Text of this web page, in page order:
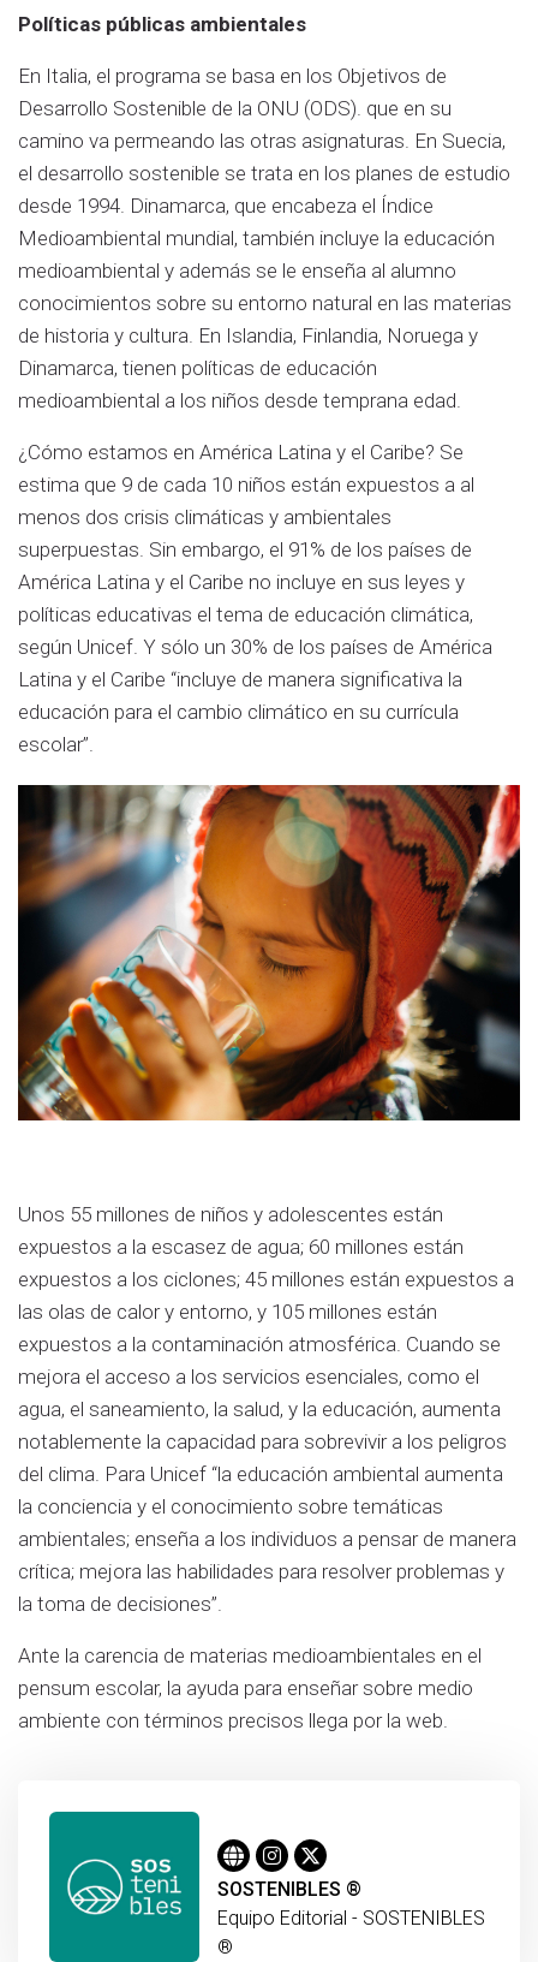
Políticas públicas ambientales
En Italia, el programa se basa en los Objetivos de
Desarrollo Sostenible de la ONU (ODS). que en su
camino va permeando las otras asignaturas. En Suecia,
el desarrollo sostenible se trata en los planes de estudio
desde 1994. Dinamarca, que encabeza el Índice
Medioambiental mundial, también incluye la educación
medioambiental y además se le enseña al alumno
conocimientos sobre su entorno natural en las materias
de historia y cultura. En Islandia, Finlandia, Noruega y
Dinamarca, tienen políticas de educación
medioambiental a los niños desde temprana edad.
¿Cómo estamos en América Latina y el Caribe? Se
estima que 9 de cada 10 niños están expuestos a al
menos dos crisis climáticas y ambientales
superpuestas. Sin embargo, el 91% de los países de
América Latina y el Caribe no incluye en sus leyes y
políticas educativas el tema de educación climática,
según Unicef. Y sólo un 30% de los países de América
Latina y el Caribe “incluye de manera significativa la
educación para el cambio climático en su currícula
escolar”.
Unos 55 millones de niños y adolescentes están
expuestos a la escasez de agua; 60 millones están
expuestos a los ciclones; 45 millones están expuestos a
las olas de calor y entorno, y 105 millones están
expuestos a la contaminación atmosférica. Cuando se
mejora el acceso a los servicios esenciales, como el
agua, el saneamiento, la salud, y la educación, aumenta
notablemente la capacidad para sobrevivir a los peligros
del clima. Para Unicef “la educación ambiental aumenta
la conciencia y el conocimiento sobre temáticas
ambientales; enseña a los individuos a pensar de manera
crítica; mejora las habilidades para resolver problemas y
la toma de decisiones”.
Ante la carencia de materias medioambientales en el
pensum escolar, la ayuda para enseñar sobre medio
ambiente con términos precisos llega por la web.
SOSTENIBLES ®
Equipo Editorial - SOSTENIBLES
®